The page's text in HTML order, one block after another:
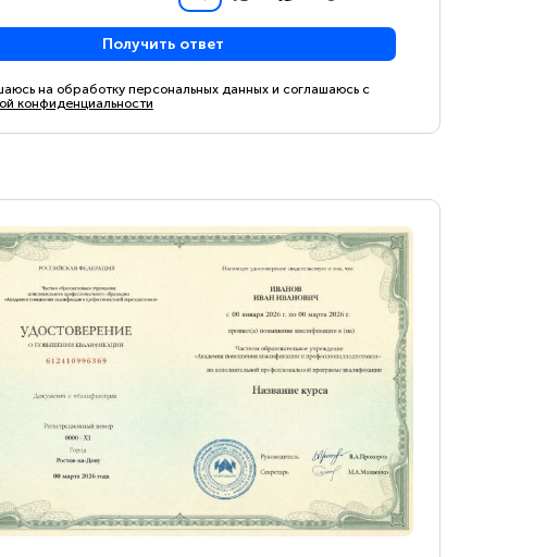
Получить ответ
на обработку персональных данных и соглашаюсь с
конфиденциальности